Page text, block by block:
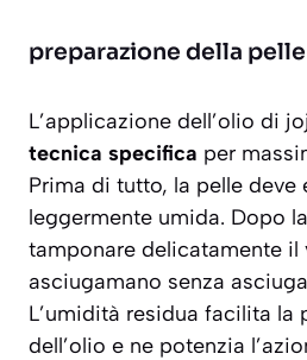
preparazione della pelle
L’applicazione dell’olio di
tecnica specifica per
Prima di tutto, la pelle deve
leggermente umida. Dopo
tamponare delicatamente il
asciugamano senza
L’umidità residua facilita la
dell’olio e ne potenzia